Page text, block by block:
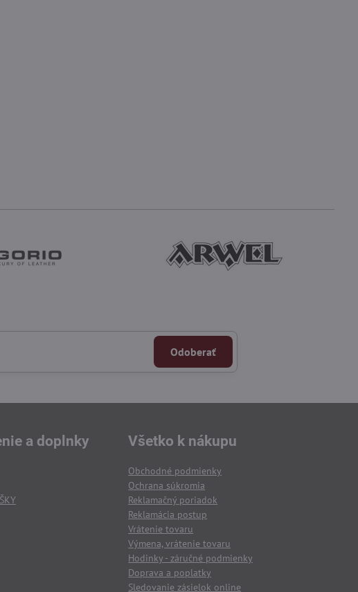
Odoberať
a doplnky Všetko k nákupu
Obchodné podmienky
Ochrana súkromia
Reklamačný poriadok
Reklamácia postup
Vrátenie tovaru
Výmena, vrátenie tovaru
Hodinky - záručné podmienky
Doprava a poplatky
Sledovanie zásielok online